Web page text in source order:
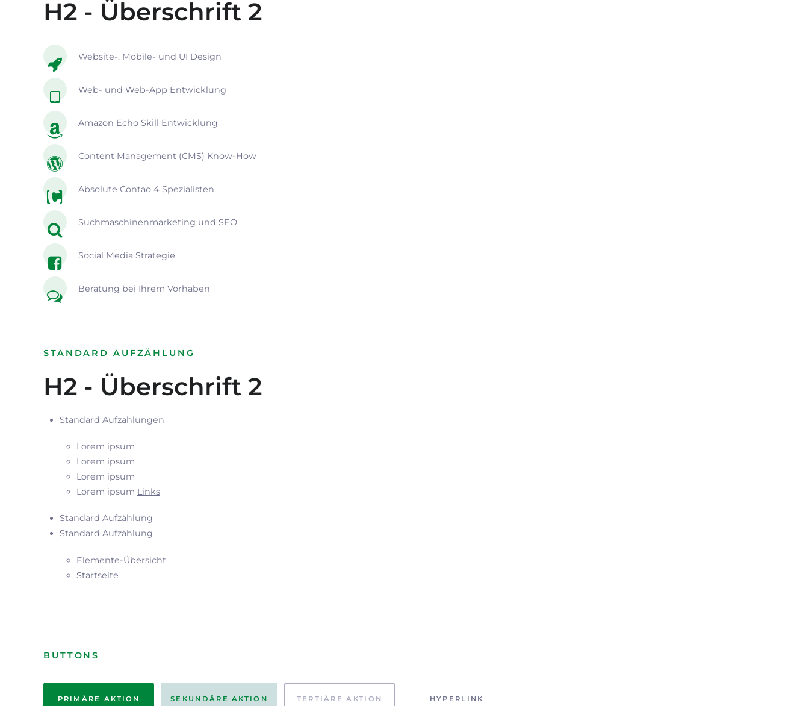
H2 - Überschrift 2
Website-, Mobile- und UI Design
Web- und Web-App Entwicklung
Amazon Echo Skill Entwicklung
Content Management (CMS) Know-How
Absolute Contao 4 Spezialisten
Suchmaschinenmarketing und SEO
Social Media Strategie
Beratung bei Ihrem Vorhaben
STANDARD AUFZÄHLUNG
H2 - Überschrift 2
Standard Aufzählungen
Lorem ipsum
Lorem ipsum
Lorem ipsum
Lorem ipsum Links
Standard Aufzählung
Standard Aufzählung
Elemente-Übersicht
Startseite
BUTTONS
PRIMÄRE AKTION SEKUNDÄRE AKTION TERTIÄRE AKTION HYPERLINK